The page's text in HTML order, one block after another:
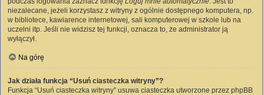
niezalecane, jeżeli korzystasz z witryny z ogólnie dostępnego komputera, np.
w bibliotece, kawiarence internetowej, sali komputerowej w szkole lub na
uczelni itp. Jeśli nie widzisz tej funkcji, oznacza to, że administrator ją
wyłączył.
Na górę
Jak działa funkcja “Usuń ciasteczka witryny”?
Funkcja “Usuń ciasteczka witryny” usuwa ciasteczka utworzone przez phpBB